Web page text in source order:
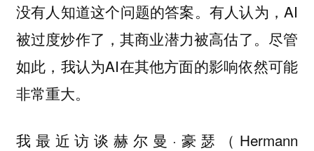
没有人知道这个问题的答案。有人认为，AI
被过度炒作了，其商业潜力被高估了。尽管
如此，我认为AI在其他方面的影响依然可能
非常重大。
我最近访谈赫尔曼·豪瑟（Hermann